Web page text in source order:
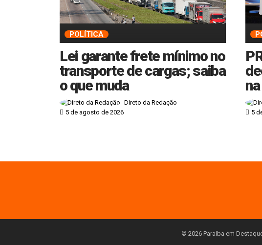
POLÍTICA
Lei garante frete mínimo no
transporte de cargas; saiba
o que muda
Direto da Redação
5 de agosto de 2026
5
© 2026 Paraíba em